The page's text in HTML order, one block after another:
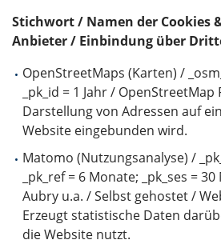
Stichwort / Namen der Cookies
Anbieter / Einbindung über
OpenStreetMaps (Karten) /
_pk_id = 1 Jahr /
Darstellung von Adressen auf
Website eingebunden wird.
Matomo (Nutzungsanalyse) /
_pk_ref = 6 Monate; _pk_ses =
Aubry u.a. / Selbst gehostet /
Erzeugt statistische Daten
die Website nutzt.